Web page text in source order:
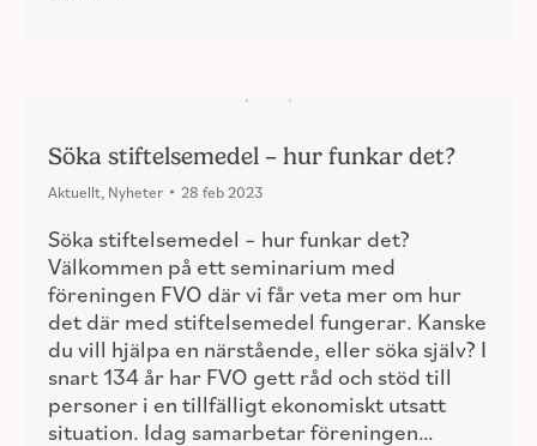
Söka stiftelsemedel – hur funkar det?
Aktuellt, Nyheter 28 feb 2023
Söka stiftelsemedel – hur funkar det?
Välkommen på ett seminarium med
föreningen FVO där vi får veta mer om hur
det där med stiftelsemedel fungerar. Kanske
du vill hjälpa en närstående, eller söka själv? I
snart 134 år har FVO gett råd och stöd till
personer i en tillfälligt ekonomiskt utsatt
situation. Idag samarbetar föreningen…